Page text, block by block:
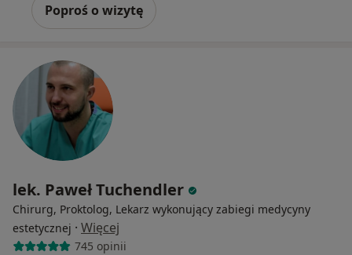
Poproś o wizytę
lek. Paweł Tuchendler
Chirurg, Proktolog, Lekarz wykonujący zabiegi medycyny
estetycznej · Więcej
745 opinii